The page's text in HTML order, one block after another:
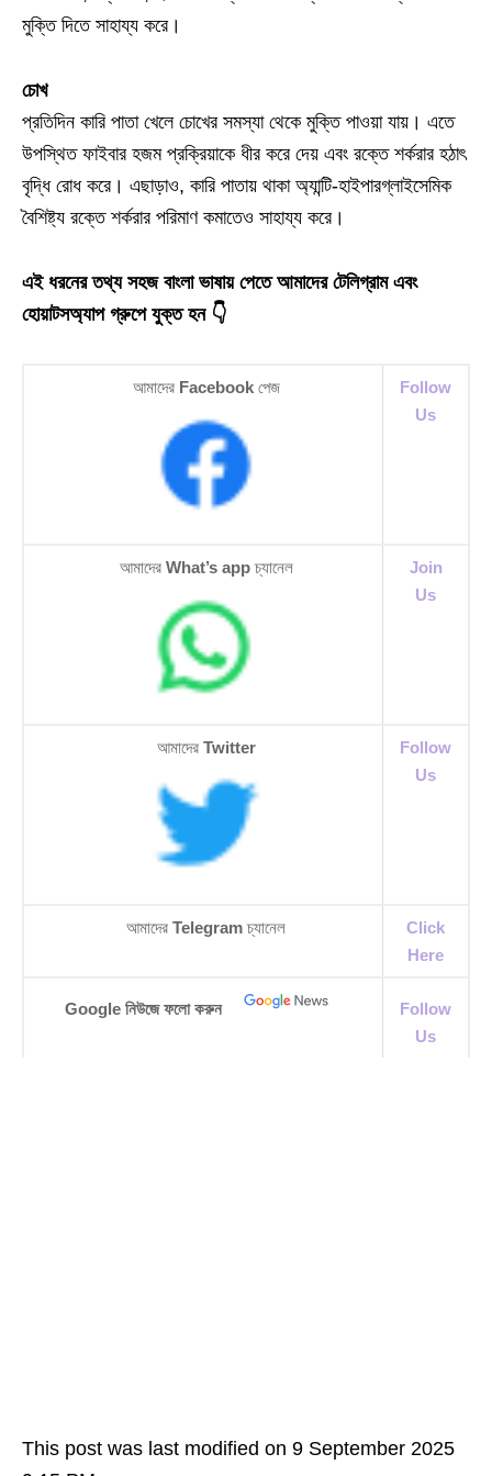
মুক্তি দিতে সাহায্য করে।
চোখ
প্রতিদিন কারি পাতা খেলে চোখের সমস্যা থেকে মুক্তি পাওয়া যায়। এতে
উপস্থিত ফাইবার হজম প্রক্রিয়াকে ধীর করে দেয় এবং রক্তে শর্করার হঠাৎ
বৃদ্ধি রোধ করে। এছাড়াও, কারি পাতায় থাকা অ্যান্টি-হাইপারগ্লাইসেমিক
বৈশিষ্ট্য রক্তে শর্করার পরিমাণ কমাতেও সাহায্য করে।
এই ধরনের তথ্য সহজ বাংলা ভাষায় পেতে আমাদের টেলিগ্রাম এবং
হোয়াটসঅ্যাপ গ্রুপে যুক্ত হন 👇
আমাদের Facebook পেজ
Follow
Us
আমাদের What’s app চ্যানেল
Join
Us
আমাদের Twitter
Follow
Us
আমাদের Telegramচ্যানেল
Click
Here
Google নিউজে ফলো করুন
Follow
Us
This post was last modified on 9 September 2025